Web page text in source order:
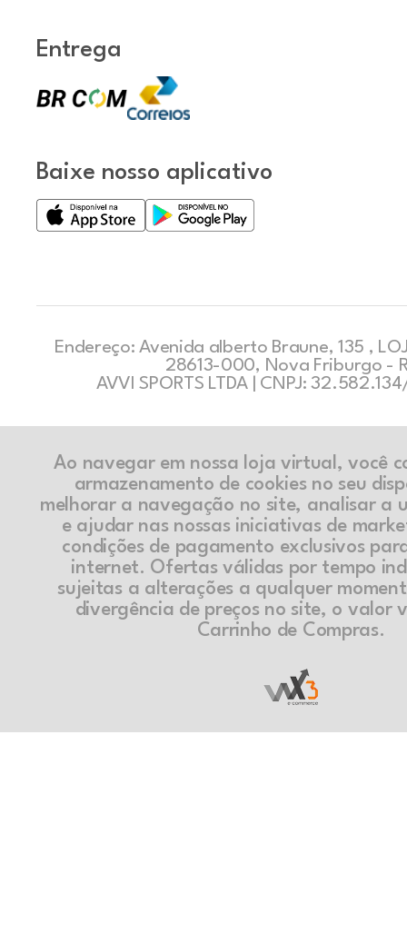
Entrega
Baixe nosso aplicativo
Endereço: Avenida alberto Braune, 135 ,
28613-000, Nova Friburgo -
AVVI SPORTS LTDA | CNPJ:
Ao navegar em nossa loja virtual, você
armazenamento de cookies no seu
melhorar a navegação no site, analisar a
e ajudar nas nossas iniciativas de
condições de pagamento exclusivos
internet. Ofertas válidas por tempo
sujeitas a alterações a qualquer
divergência de preços no site, o valor
Carrinho de Compras.